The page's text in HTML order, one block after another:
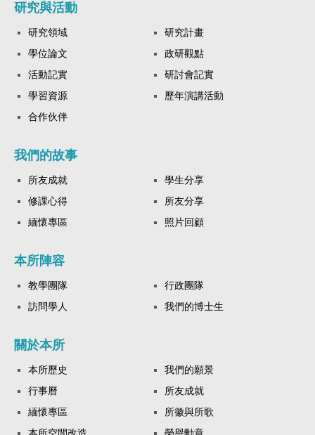
研究與活動
研究領域
研究計畫
學位論文
政研觀點
活動記實
研討會記實
學習資源
歷年演講活動
合作伙伴
我們的故事
所友成就
學生分享
修課心得
所友分享
緬懷專區
照片回顧
本所陣容
教學團隊
行政團隊
訪問學人
我們的博士生
關於本所
本所歷史
我們的願景
行事曆
所友成就
緬懷專區
所徽與所歌